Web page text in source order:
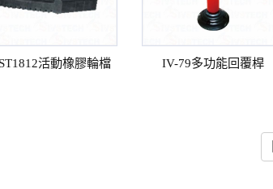
活動橡膠輪檔 IV-79多功能回覆桿